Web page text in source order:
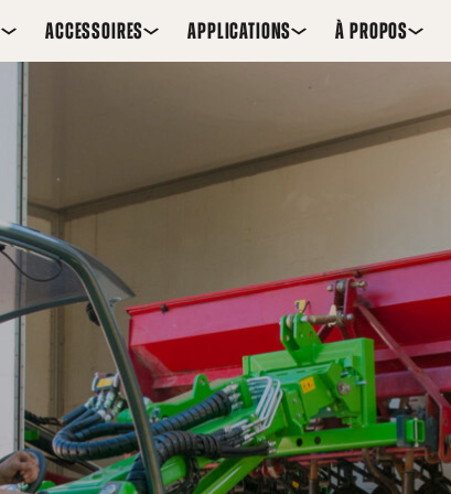
ACCESSOIRES APPLICATIONS À PROPOS